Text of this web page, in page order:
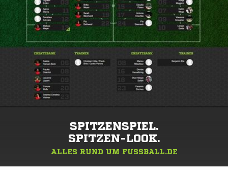
SPITZENSPIEL.
SPITZEN-LOOK.
ALLES RUND UM FUSSBALL.DE